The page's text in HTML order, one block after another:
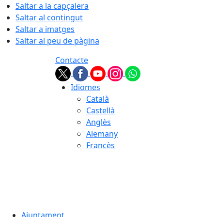
Saltar a la capçalera
Saltar al contingut
Saltar a imatges
Saltar al peu de pàgina
Contacte
Idiomes
Català
Castellà
Anglès
Alemany
Francès